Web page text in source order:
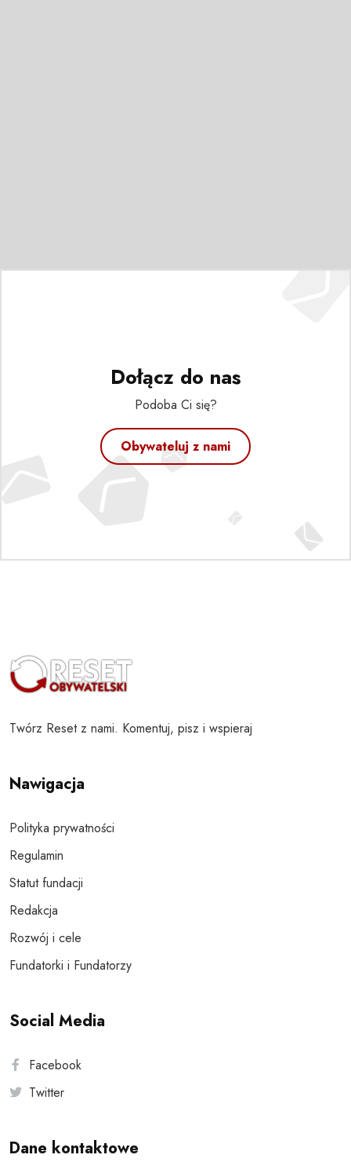
Dołącz do nas
Podoba Ci się?
Obywateluj z nami
Twórz Reset z nami. Komentuj, pisz i wspieraj
Nawigacja
Polityka prywatności
Regulamin
Statut fundacji
Redakcja
Rozwój i cele
Fundatorki i Fundatorzy
Social Media
Facebook
Twitter
Dane kontaktowe